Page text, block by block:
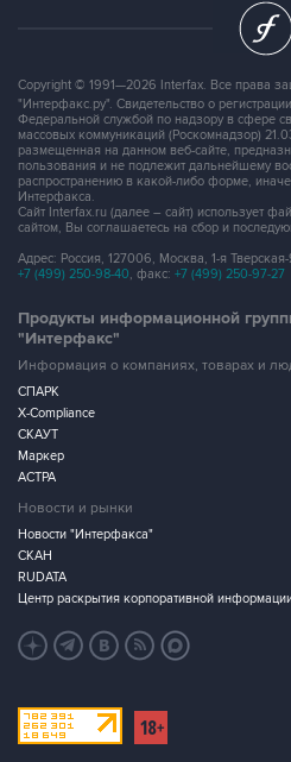
Copyright © 1991—2026 Interfax. Все права
"Интерфакс.ру". Свидетельство о
Федеральной службой по надзору в сфере
массовых коммуникаций (Роскомнадзор)
размещенная на данном веб-сайте,
пользования и не подлежит дальнейшему
распространению в какой-либо форме,
Интерфакса.
Сайт Interfax.ru (далее – сайт) использует
сайтом, Вы соглашаетесь на сбор и
Адрес: Россия, 127006, Москва, 1-я
+7 (499) 250-98-40, факс: +7 (499) 250-97-27
Продукты информационной
"Интерфакс"
Информация о компаниях, товарах и
СПАРК
X-Compliance
СКАУТ
Маркер
АСТРА
Новости и рынки
Новости "Интерфакса"
СКАН
RUDATA
Центр раскрытия корпоративной